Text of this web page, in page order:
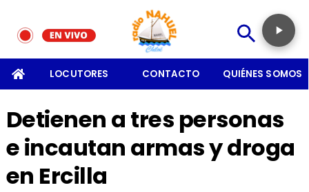
LOCUTORES CONTACTO QUIÉNES SOMOS
Detienen a tres personas
e incautan armas y droga
en Ercilla